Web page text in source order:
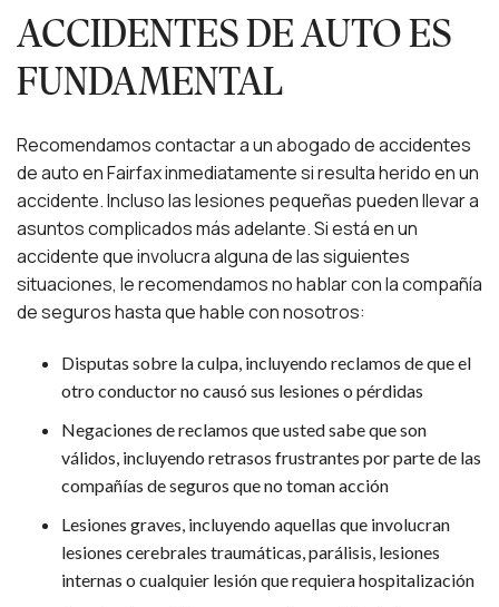
ACCIDENTES DE AUTO ES
FUNDAMENTAL
Recomendamos contactar a un abogado de accidentes
de auto en Fairfax inmediatamente si resulta herido en un
accidente. Incluso las lesiones pequeñas pueden llevar a
asuntos complicados más adelante. Si está en un
accidente que involucra alguna de las siguientes
situaciones, le recomendamos no hablar con la compañía
de seguros hasta que hable con nosotros:
Disputas sobre la culpa, incluyendo reclamos de que el
otro conductor no causó sus lesiones o pérdidas
Negaciones de reclamos que usted sabe que son
válidos, incluyendo retrasos frustrantes por parte de las
compañías de seguros que no toman acción
Lesiones graves, incluyendo aquellas que involucran
lesiones cerebrales traumáticas, parálisis, lesiones
internas o cualquier lesión que requiera hospitalización